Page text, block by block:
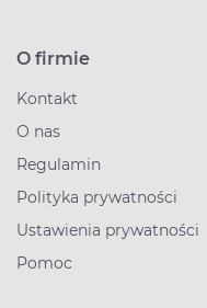
O firmie
Kontakt
O nas
Regulamin
Polityka prywatności
Ustawienia prywatności
Pomoc